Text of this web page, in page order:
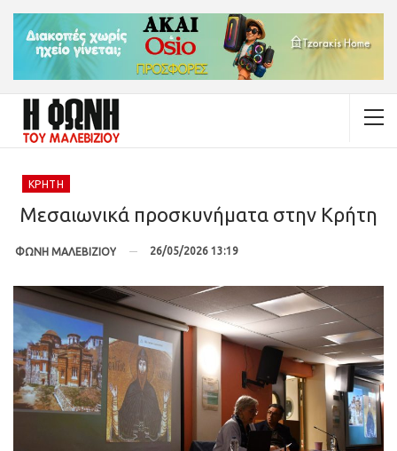
ΚΡΉΤΗ
Μεσαιωνικά προσκυνήματα στην Κρήτη
ΦΩΝΗ ΜΑΛΕΒΙΖΙΟΥ 26/05/2026 13:19